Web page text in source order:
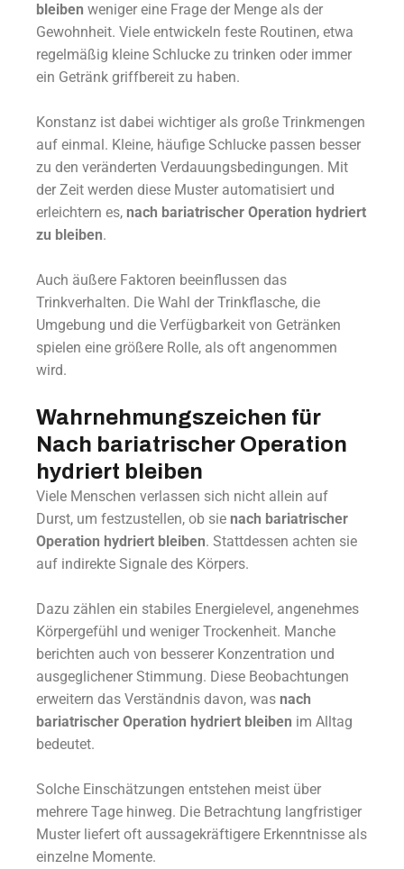
bleiben weniger eine Frage der Menge als der
Gewohnheit. Viele entwickeln feste Routinen, etwa
regelmäßig kleine Schlucke zu trinken oder immer
ein Getränk griffbereit zu haben.
Konstanz ist dabei wichtiger als große Trinkmengen
auf einmal. Kleine, häufige Schlucke passen besser
zu den veränderten Verdauungsbedingungen. Mit
der Zeit werden diese Muster automatisiert und
erleichtern es, nach bariatrischer Operation hydriert
zu bleiben.
Auch äußere Faktoren beeinflussen das
Trinkverhalten. Die Wahl der Trinkflasche, die
Umgebung und die Verfügbarkeit von Getränken
spielen eine größere Rolle, als oft angenommen
wird.
Wahrnehmungszeichen für
Nach bariatrischer Operation
hydriert bleiben
Viele Menschen verlassen sich nicht allein auf
Durst, um festzustellen, ob sie nach bariatrischer
Operation hydriert bleiben. Stattdessen achten sie
auf indirekte Signale des Körpers.
Dazu zählen ein stabiles Energielevel, angenehmes
Körpergefühl und weniger Trockenheit. Manche
berichten auch von besserer Konzentration und
ausgeglichener Stimmung. Diese Beobachtungen
erweitern das Verständnis davon, was nach
bariatrischer Operation hydriert bleiben im Alltag
bedeutet.
Solche Einschätzungen entstehen meist über
mehrere Tage hinweg. Die Betrachtung langfristiger
Muster liefert oft aussagekräftigere Erkenntnisse als
einzelne Momente.